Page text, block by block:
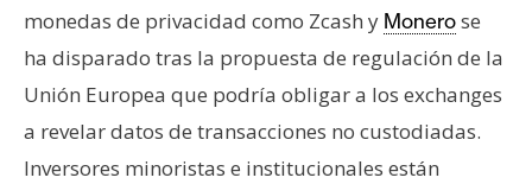
monedas de privacidad como Zcash y Monerose
ha disparado tras la propuesta de regulación de la
Unión Europea que podría obligar a los exchanges
a revelar datos de transacciones no custodiadas.
Inversores minoristas e institucionales están